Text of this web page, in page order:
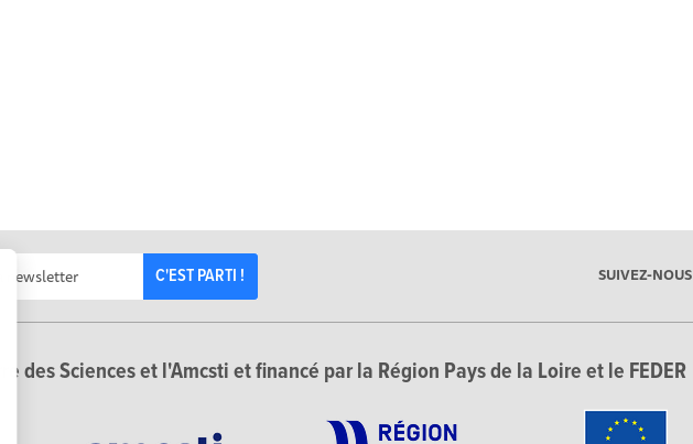
C'EST PARTI ! SUIVEZ-NOUS
des Sciences et l'Amcsti et financé par la Région Pays de la Loire et le FEDER